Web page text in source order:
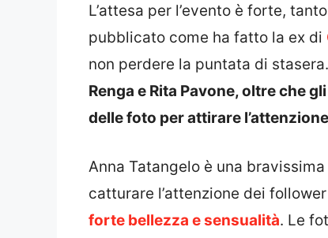
L’attesa per l’evento è forte,
pubblicato come ha fatto la ex di
non perdere la puntata di stasera.
Renga e Rita Pavone, oltre che
delle foto per attirare
Anna Tatangelo è una
catturare l’attenzione dei
forte bellezza e sensualità. Le